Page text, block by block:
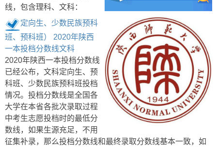
线，包含理科、文科：
定向生、少数民族预科
班、预科班） 2020年陕西
一本投档分数线文科
2020年陕西一本投档分数线
已经公布，文科定向生、预
科班、少数民族预科班投档
情况。投档分数线是全国各
大学在本省各批次录取过程
中考生志愿投档时的最低分
数线，如果生源充足，不用
征集补录，那么投档分数线和最终录取分数线基本一致，如